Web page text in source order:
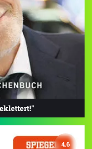
4.6